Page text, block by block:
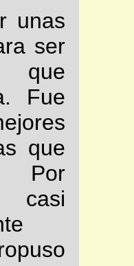
unas
ser
que
Fue
que
Por